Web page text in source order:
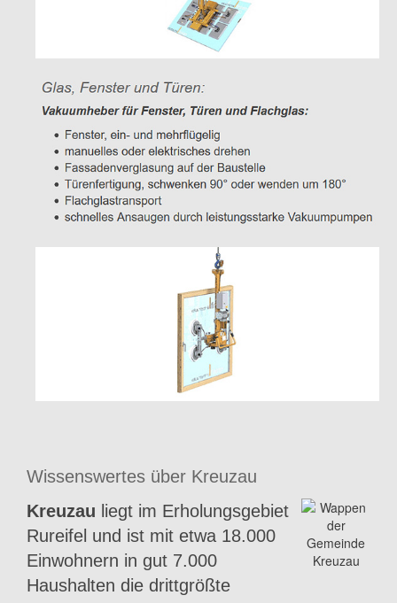
Wissenswertes über Kreuzau
Kreuzau liegt im Erholungsgebiet
Rureifel und ist mit etwa 18.000
Einwohnern in gut 7.000
Haushalten die drittgrößte